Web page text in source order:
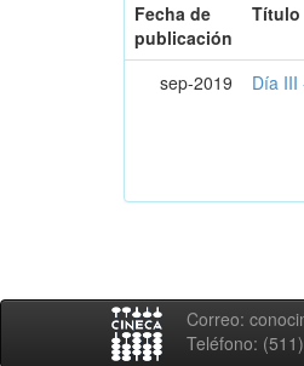
Fecha de
publicación
Título
sep-2019 Día III
Correo:
Teléfono: